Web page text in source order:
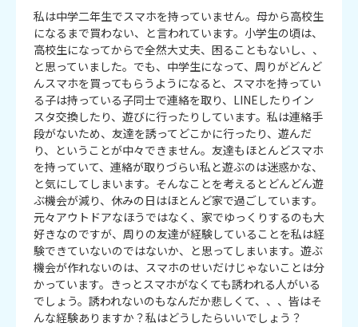
私は中学二年生でスマホを持っていません。母から高校生
になるまで買わない、と言われています。小学生の頃は、
高校生になってからで全然大丈夫、困ることもないし、、
と思っていました。でも、中学生になって、周りがどんど
んスマホを買ってもらうようになると、スマホを持ってい
る子は持っている子同士で連絡を取り、LINEしたりイン
スタ交換したり、遊びに行ったりしています。私は連絡手
段がないため、友達を誘ってどこかに行ったり、遊んだ
り、ということが中々できません。友達もほとんどスマホ
を持っていて、連絡が取りづらい私と遊ぶのは迷惑かな、
と気にしてしまいます。そんなことを考えるとどんどん遊
ぶ機会が減り、休みの日はほとんど家で過ごしています。
元々アウトドアなほうではなく、家でゆっくりするのも大
好きなのですが、周りの友達が経験していることを私は経
験できていないのではないか、と思ってしまいます。遊ぶ
機会が作れないのは、スマホのせいだけじゃないことは分
かっています。きっとスマホがなくても誘われる人がいる
でしょう。誘われないのもなんだか悲しくて、、、皆はそ
んな経験ありますか？私はどうしたらいいでしょう？